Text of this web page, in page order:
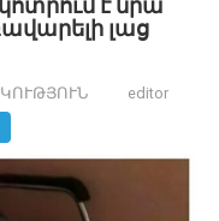
է նրա
լաց
editor